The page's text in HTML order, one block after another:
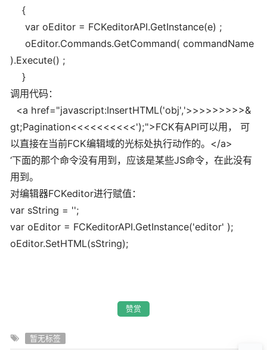
{
var oEditor = FCKeditorAPI.GetInstance(e) ;
oEditor.Commands.GetCommand( commandName
).Execute() ;
}
调用代码：
<a href="javascript:InsertHTML('obj','>>>>>>>>>&
gt;Pagination<<<<<<<<<<');">FCK有API可以用， 可
以直接在当前FCK编辑域的光标处执行动作的。</a>
‘下面的那个命令没有用到，应该是某些JS命令，在此没有
用到。
对编辑器FCKeditor进行赋值：
var sString = '';
var oEditor = FCKeditorAPI.GetInstance('editor' );
oEditor.SetHTML(sString);
赞赏
暂无标签